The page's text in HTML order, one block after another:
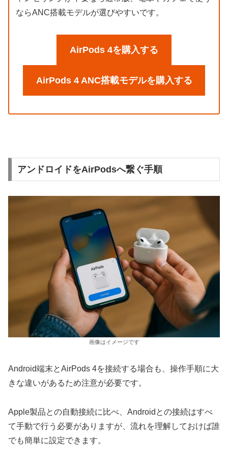
ならANC搭載モデルが選びやすいです。
AirPods 4を購入する
AirPods 4 ANC搭載モデルを購入する
アンドロイドをAirPodsへ繋ぐ手順
画像はイメージです
Android端末とAirPods 4を接続する場合も、操作手順に大
きな違いがあるため注意が必要です。
Apple製品との自動接続に比べ、Androidとの接続はすべ
て手動で行う必要がありますが、流れを理解しておけば誰
でも簡単に設定できます。